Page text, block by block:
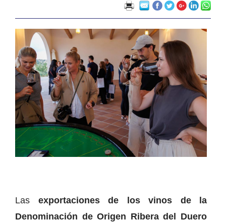
Las exportaciones de los vinos de la
Denominación de Origen Ribera del Duero